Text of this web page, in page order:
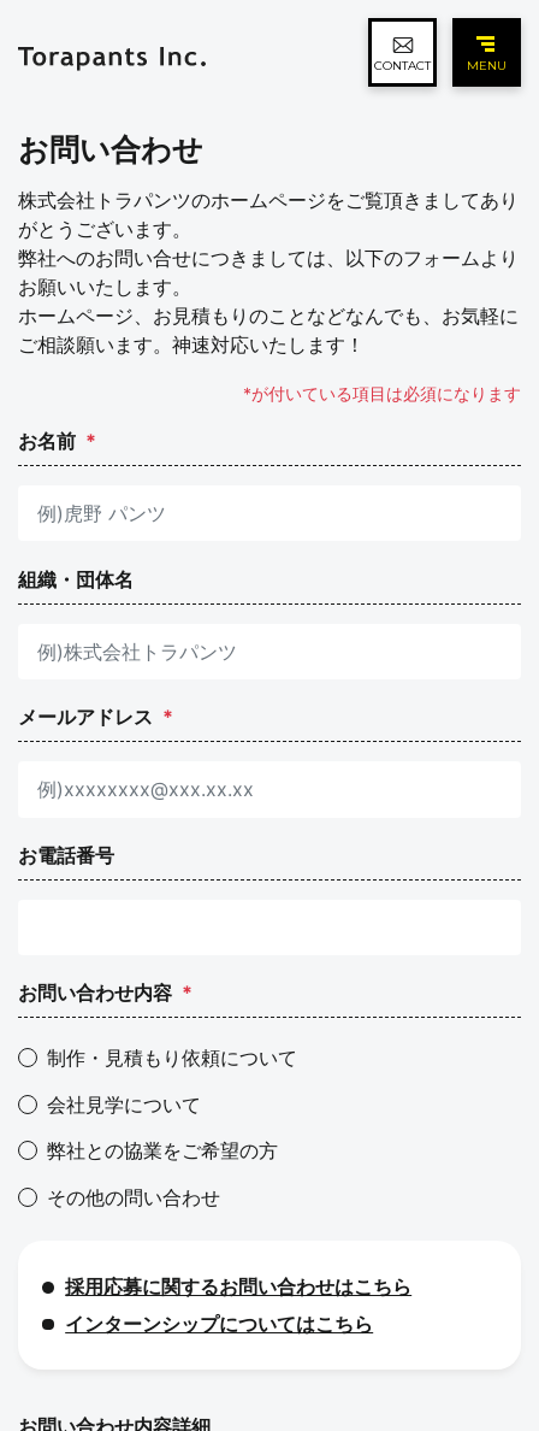
MENU
CONTACT
お問い合わせ
株式会社トラパンツのホームページをご覧頂きましてあり
がとうございます。
弊社へのお問い合せにつきましては、以下のフォームより
お願いいたします。
ホームページ、お見積もりのことなどなんでも、お気軽に
ご相談願います。神速対応いたします！
*が付いている項目は必須になります
お名前 *
組織・団体名
メールアドレス *
お電話番号
お問い合わせ内容 *
制作・見積もり依頼について
会社見学について
弊社との協業をご希望の方
その他の問い合わせ
採用応募に関するお問い合わせはこちら
インターンシップについてはこちら